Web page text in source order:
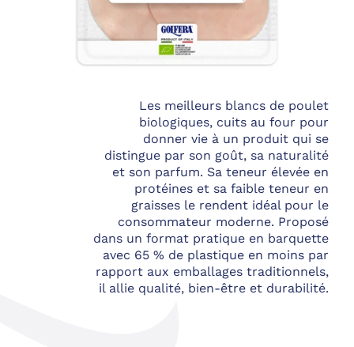
Les meilleurs blancs de poulet
biologiques, cuits au four pour
donner vie à un produit qui se
distingue par son goût, sa naturalité
et son parfum. Sa teneur élevée en
protéines et sa faible teneur en
graisses le rendent idéal pour le
consommateur moderne. Proposé
dans un format pratique en barquette
avec 65 % de plastique en moins par
rapport aux emballages traditionnels,
il allie qualité, bien-être et durabilité.